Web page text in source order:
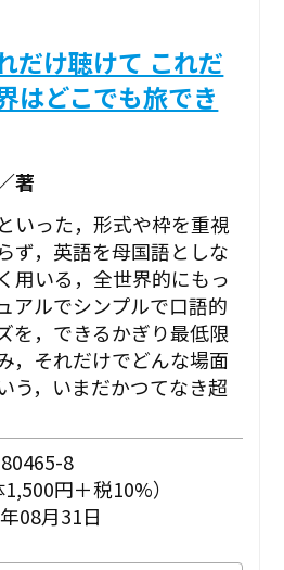
だけ聴けて これだ
はどこでも旅でき
著
いった，形式や枠を重視
ず，英語を母国語としな
用いる，全世界的にもっ
アルでシンプルで口語的
を，できるかぎり最低限
，それだけでどんな場面
う，いまだかつてなき超
8
円＋税10%）
08月31日